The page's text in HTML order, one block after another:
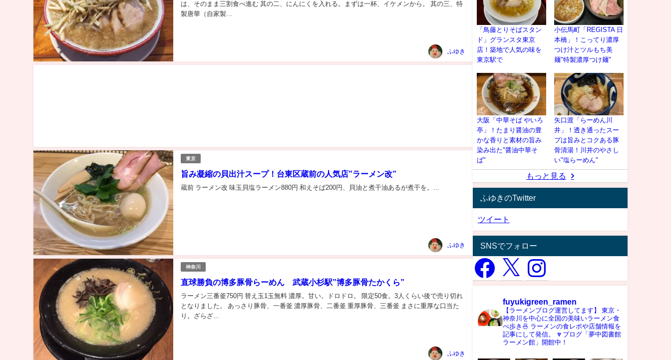
は、そのまま三割食べ進む 其の二、にんにくを入れる。まずは一杯、イケメンから。 其の三、特
製唐華（自家製...
ふゆき
東京
旨み凝縮の貝出汁スープ！台東区蔵前の人気店”ラーメン改”
蔵前 ラーメン改 味玉貝塩ラーメン880円 和えそば200円、貝油と煮干油あるが煮干を。...
ふゆき
神奈川
直球勝負の博多豚骨らーめん 武蔵小杉駅”博多豚骨たかくら”
ラーメン三番釜750円 替え玉1玉無料 濃厚。甘い。ドロドロ。 限定50食。3人くらい後で売り切れ
となりました。 あっさり豚骨、一番釜 濃厚豚骨、二番釜 重厚豚骨、三番釜 まさに重厚な口当た
り。ざらざ...
ふゆき
「鳥藤とりそばスタン
ド」グランスタ東京
店！築地で人気の味を
東京駅で
小伝馬町「REGISTA 日
本橋」！こってり濃厚
つけ汁とツルもち美
麺"特製濃厚つけ麺"
大阪「中華そば やいろ
亭」！たまり醤油の豊
かな香りと素材の旨み
染み出た"醤油中華そ
ば"
矢口渡「らーめん川
井」！透き通ったスー
プは旨みとコクある豚
骨清湯！川井のやさし
い"塩らーめん"
もっと見る
ふゆきのTwitter
ツイート
SNSでフォロー
fuyukigreen_ramen
【ラーメンブログ運営してます】
東京・
神奈川を中心に全国の美味いラーメン食
べ歩き🍜 ラーメンの食レポや店舗情報を
記事にして発信。
🔽ブログ「夢中図書館
ラーメン館」開館中！